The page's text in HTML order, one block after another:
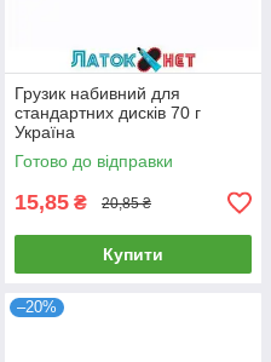
Грузик набивний для
стандартних дисків 70 г
Україна
Готово до відправки
15,85 ₴ 20,85 ₴
Купити
–20%